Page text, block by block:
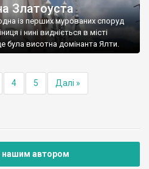
Златоуста
із перших мурованих споруд
і нині видніється в місті
була висотна домінанта Ялти.
4 5 Далі »
нашим автором